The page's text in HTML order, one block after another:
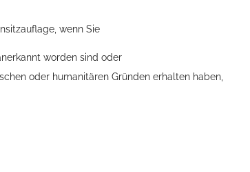
wenn Sie
worden sind oder
oder humanitären Gründen erhalten haben,